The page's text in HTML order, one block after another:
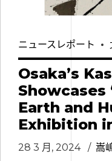
ニュースレポート
Osaka’s
Showcases
Earth and
Exhibition
28 3 月, 2024 嵩